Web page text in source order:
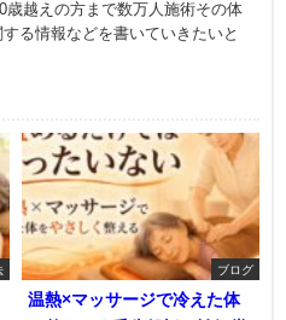
歳越えの方まで数万人施術その体
る情報などを書いていきたいと
ブログ
温熱×マッサージで冷えた体